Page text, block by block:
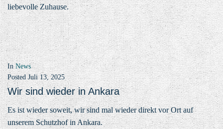
liebevolle Zuhause.
InNews
PostedJuli 13, 2025
Wir sind wieder in Ankara
Es ist wieder soweit, wir sind mal wieder direkt vor Ort auf
unserem Schutzhof in Ankara.